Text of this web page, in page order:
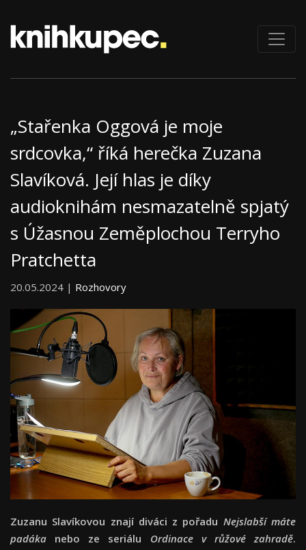
„Stařenka Oggová je moje
srdcovka,“ říká herečka Zuzana
Slavíková. Její hlas je díky
audioknihám nesmazatelně spjatý
s Úžasnou Zeměplochou Terryho
Pratchetta
20.05.2024 | Rozhovory
Zuzanu Slavíkovou znají diváci z pořadu Nejslabší máte
padáka nebo ze seriálu Ordinace v růžové zahradě.